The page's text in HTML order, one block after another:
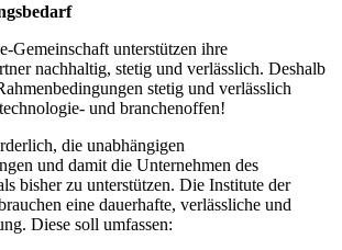
Gemeinschaft unterstützen ihre
nachhaltig, stetig und verlässlich. Deshalb
stetig und verlässlich
und branchenoffen!
die unabhängigen
und damit die Unternehmen des
bisher zu unterstützen. Die Institute der
eine dauerhafte, verlässliche und
Diese soll umfassen: